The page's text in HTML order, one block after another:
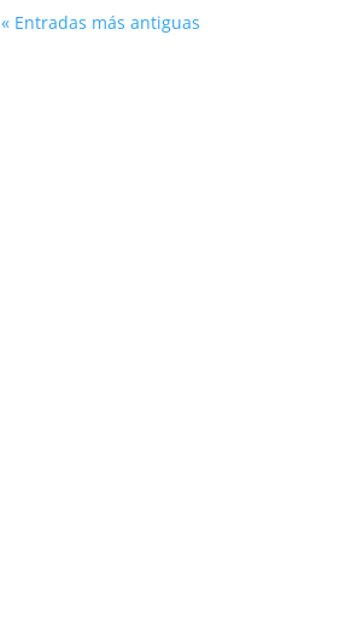
« Entradas más antiguas